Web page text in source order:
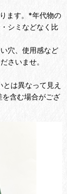
ます。*年代物の
シミなどなく比
穴、使用感など
さいませ。
は異なって見え
含む場合がござ